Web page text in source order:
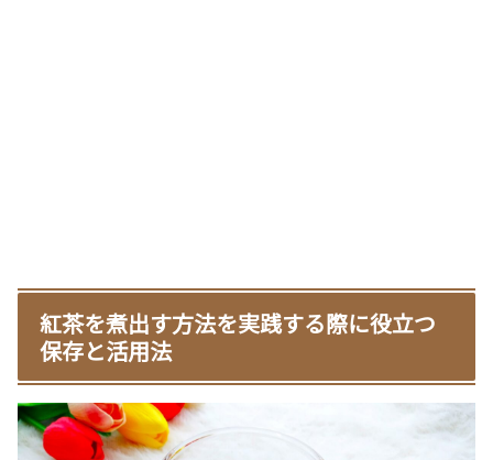
紅茶を煮出す方法を実践する際に役立つ
保存と活用法